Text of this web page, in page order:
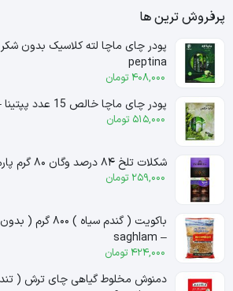
پرفروش ترین ها
peptina
408,000 تومان
پودر چای ماچا خالص 15 عدد پپتینا – peptina
515,000 تومان
شکلات تلخ ۸۴ درصد وگان ۸۰ گرم پارمیدا – parmida
259,000 تومان
باکویت ( گندم
– saghlam
424,000 تومان